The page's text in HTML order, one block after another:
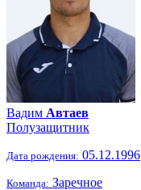
Вадим Автаев
Полузащитник
Дата рождения: 05.12.1996
Команда: Заречное